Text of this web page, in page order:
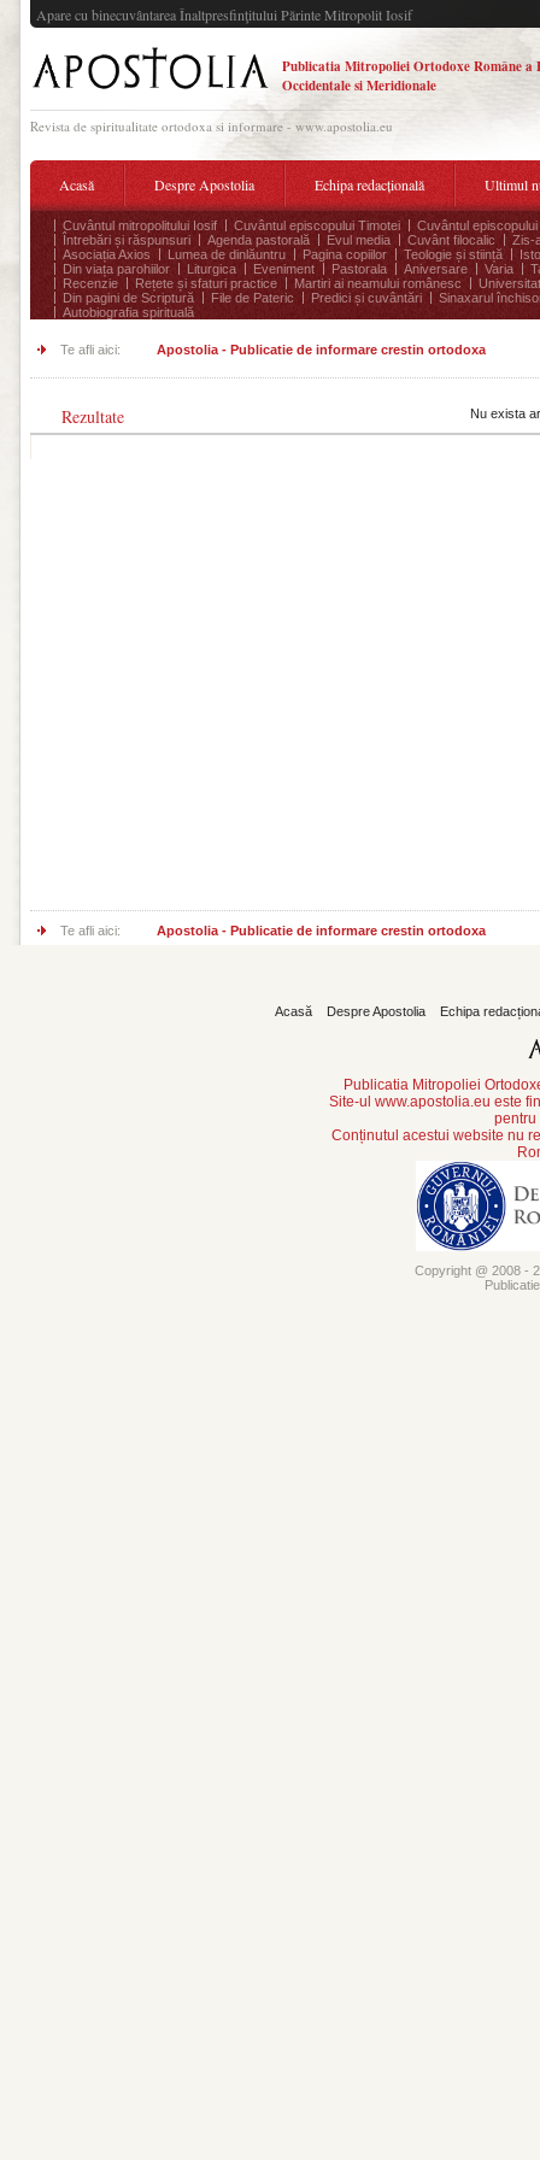
Apare cu binecuvântarea Înaltpresfinţitului Părinte Mitropolit Iosif
Publicatia Mitropoliei Ortodoxe Române a
Occidentale si Meridionale
Revista de spiritualitate ortodoxa si informare - www.apostolia.eu
Acasă Despre Apostolia Echipa redacțională Ultimul
Cuvântul mitropolitului Iosif Cuvântul episcopului Timotei
Cuvântul episcopului
Întrebări și răspunsuri
Agenda pastorală Evul media Cuvânt filocalic
Zis-
Asociația Axios
Lumea de dinlăuntru Pagina copiilor Teologie și stiință
Din viața parohiilor
Liturgica Eveniment Pastorala Aniversare Varia
Recenzie
Rețete și sfaturi practice Martiri ai neamului românesc
Din pagini de Scriptură
File de Pateric Predici și cuvântări
Sinaxarul
Autobiografia spirituală
Te afli aici: Apostolia - Publicatie de informare crestin ortodoxa
Rezultate Nu exista
Te afli aici: Apostolia - Publicatie de informare crestin ortodoxa
Acasă Despre Apostolia Echipa
Publicatia Mitropoliei
Site-ul www.apostolia.eu este
pentru
Conținutul acestui website nu
Copyright @ 2008 -